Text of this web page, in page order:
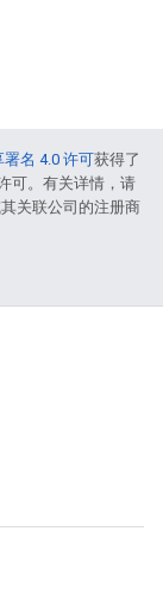
名 4.0 许可获得了
可。有关详情，请
关联公司的注册商